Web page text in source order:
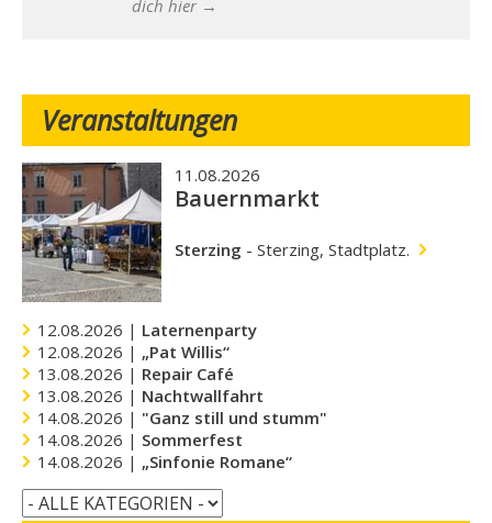
dich hier →
Veranstaltungen
11.08.2026
Bauernmarkt
Sterzing - Sterzing, Stadtplatz.
12.08.2026 | Laternenparty
12.08.2026 | „Pat Willis“
13.08.2026 | Repair Café
13.08.2026 | Nachtwallfahrt
14.08.2026 | "Ganz still und stumm"
14.08.2026 | Sommerfest
14.08.2026 | „Sinfonie Romane“